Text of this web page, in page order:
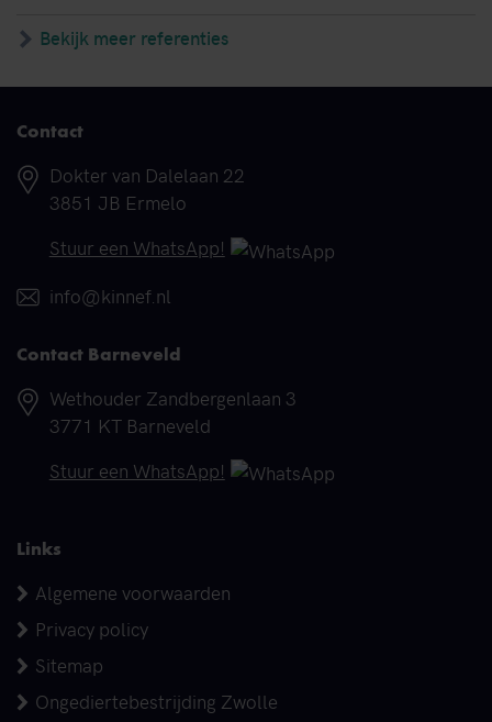
Bekijk meer referenties
Contact
Adres
Dokter van Dalelaan 22
3851 JB Ermelo
Telefoonnummer
Stuur een WhatsApp!
E-mail
info@kinnef.nl
Contact Barneveld
Adres
Wethouder Zandbergenlaan 3
3771 KT Barneveld
Telefoonnummer
Stuur een WhatsApp!
Links
Algemene voorwaarden
Privacy policy
Sitemap
Ongediertebestrijding Zwolle